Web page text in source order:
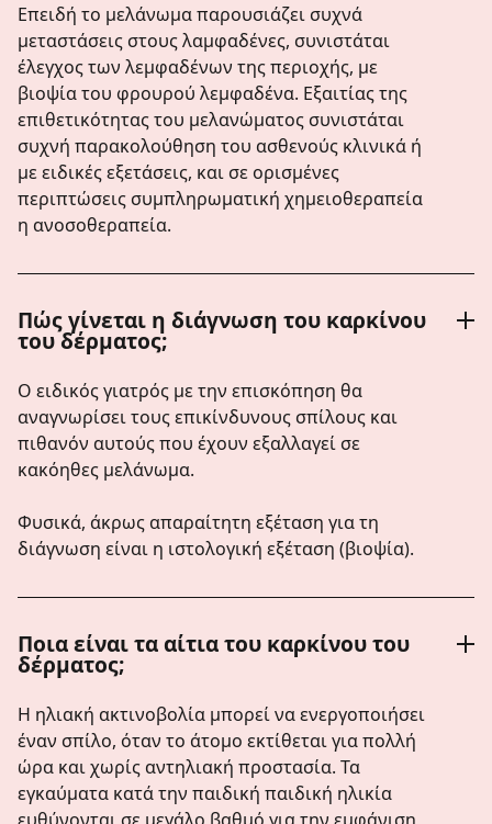
Επειδή το μελάνωμα παρουσιάζει συχνά
μεταστάσεις στους λαμφαδένες, συνιστάται
έλεγχος των λεμφαδένων της περιοχής, με
βιοψία του φρουρού λεμφαδένα. Εξαιτίας της
επιθετικότητας του μελανώματος συνιστάται
συχνή παρακολούθηση του ασθενούς κλινικά ή
με ειδικές εξετάσεις, και σε ορισμένες
περιπτώσεις συμπληρωματική χημειοθεραπεία
η ανοσοθεραπεία.
Πώς γίνεται η διάγνωση του καρκίνου
του δέρματος;
Ο ειδικός γιατρός με την επισκόπηση θα
αναγνωρίσει τους επικίνδυνους σπίλους και
πιθανόν αυτούς που έχουν εξαλλαγεί σε
κακόηθες μελάνωμα.
Φυσικά, άκρως απαραίτητη εξέταση για τη
διάγνωση είναι η ιστολογική εξέταση (βιοψία).
Ποια είναι τα αίτια του καρκίνου του
δέρματος;
Η ηλιακή ακτινοβολία μπορεί να ενεργοποιήσει
έναν σπίλο, όταν το άτομο εκτίθεται για πολλή
ώρα και χωρίς αντηλιακή προστασία. Τα
εγκαύματα κατά την παιδική παιδική ηλικία